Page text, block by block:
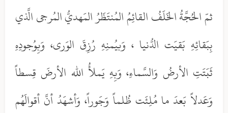
ثمّ الحُجَّةُ الخَلَفُ القائِمُ المُنتَظَرُ المَهديُّ المُرجى الَّذي
بِبَقائِهِ بَقيَت الدُّنيا ، وَبيُمنِهِ رُزِقَ الوَرى، وَبِوُجودِهِ
ثَبَتَتِ الأرضُ وَالسَّماءِ، وَبِهِ يَملأُ الله الأرضَ قِسطاً
وَعَدلاً بَعدَ ما مُلِئَت ظُلماً وَجَوراً، وَأشهَدُ أنَّ أقوالَهُم